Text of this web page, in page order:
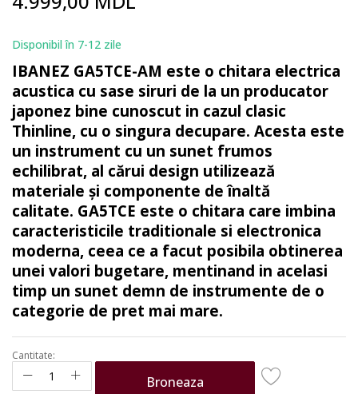
beginning
of
the
images
gallery
Disponibil în 7-12 zile
IBANEZ GA5TCE-AM este o chitara electrica
acustica cu sase siruri de la un producator
japonez bine cunoscut in cazul clasic
Thinline, cu o singura decupare. Acesta este
un instrument cu un sunet frumos
echilibrat, al cărui design utilizează
materiale și componente de înaltă
calitate. GA5TCE este o chitara care imbina
caracteristicile traditionale si electronica
moderna, ceea ce a facut posibila obtinerea
unei valori bugetare, mentinand in acelasi
timp un sunet demn de instrumente de o
categorie de pret mai mare.
Cantitate:
Broneaza